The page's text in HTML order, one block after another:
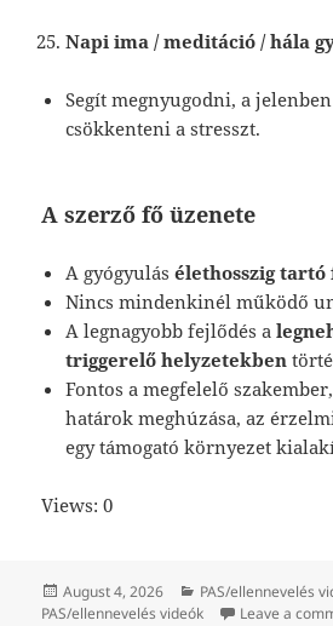
Napi ima / meditáció / hála
Segít megnyugodni, a
csökkenteni a stresszt.
A szerző fő üzenete
A gyógyulásélethosszig
Nincs mindenkinél működő
A legnagyobb fejlődés a
triggerelő helyzetekben
Fontos a megfelelő szakember,
határok meghúzása, az
egy támogató környezet
Views: 0
Posted
on
August 4, 2026 Categories
PAS/ellennevelés
PAS/ellennevelés videók
Leave a